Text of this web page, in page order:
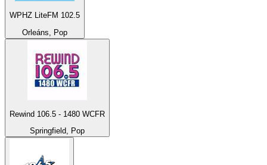
WPHZ LiteFM 102.5
Orleáns, Pop
Rewind 106.5 - 1480 WCFR
Springfield, Pop